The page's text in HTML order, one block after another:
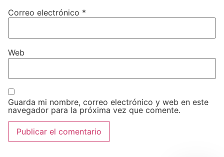
Correo electrónico *
Web
Guarda mi nombre, correo electrónico y web en este
navegador para la próxima vez que comente.